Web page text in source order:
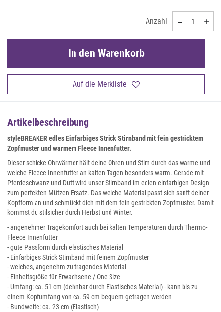
Anzahl
Auf die Merkliste
In den Warenkorb
Artikelbeschreibung
styleBREAKER edles Einfarbiges Strick Stirnband mit fein gestricktem
Zopfmuster und warmem Fleece Innenfutter.
Dieser schicke Ohrwärmer hält deine Ohren und Stirn durch das warme und
weiche Fleece Innenfutter an kalten Tagen besonders warm. Gerade mit
Pferdeschwanz und Dutt wird unser Stirnband im edlen einfarbigen Design
zum perfekten Mützen Ersatz. Das weiche Material passt sich sanft deiner
Kopfform an und schmückt dich mit dem fein gestrickten Zopfmuster. Damit
kommst du stilsicher durch Herbst und Winter.
- angenehmer Tragekomfort auch bei kalten Temperaturen durch Thermo-
Fleece Innenfutter
- gute Passform durch elastisches Material
- Einfarbiges Strick Stirnband mit feinem Zopfmuster
- weiches, angenehm zu tragendes Material
- Einheitsgröße für Erwachsene / One Size
- Umfang: ca. 51 cm (dehnbar durch Elastisches Material) - kann bis zu
einem Kopfumfang von ca. 59 cm bequem getragen werden
- Bundweite: ca. 23 cm (Elastisch)